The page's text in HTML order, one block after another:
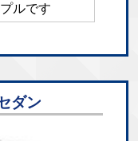
ルです
ダン